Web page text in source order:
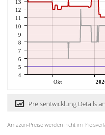
Okt
4
5
6
7
8
9
10
11
12
13
Preisentwicklung Details
Amazon-Preise werden nicht im